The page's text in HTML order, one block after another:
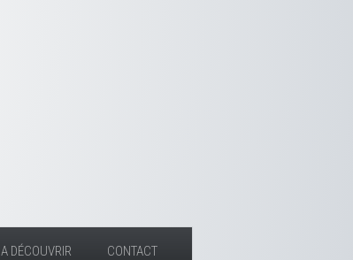
A DÉCOUVRIR CONTACT